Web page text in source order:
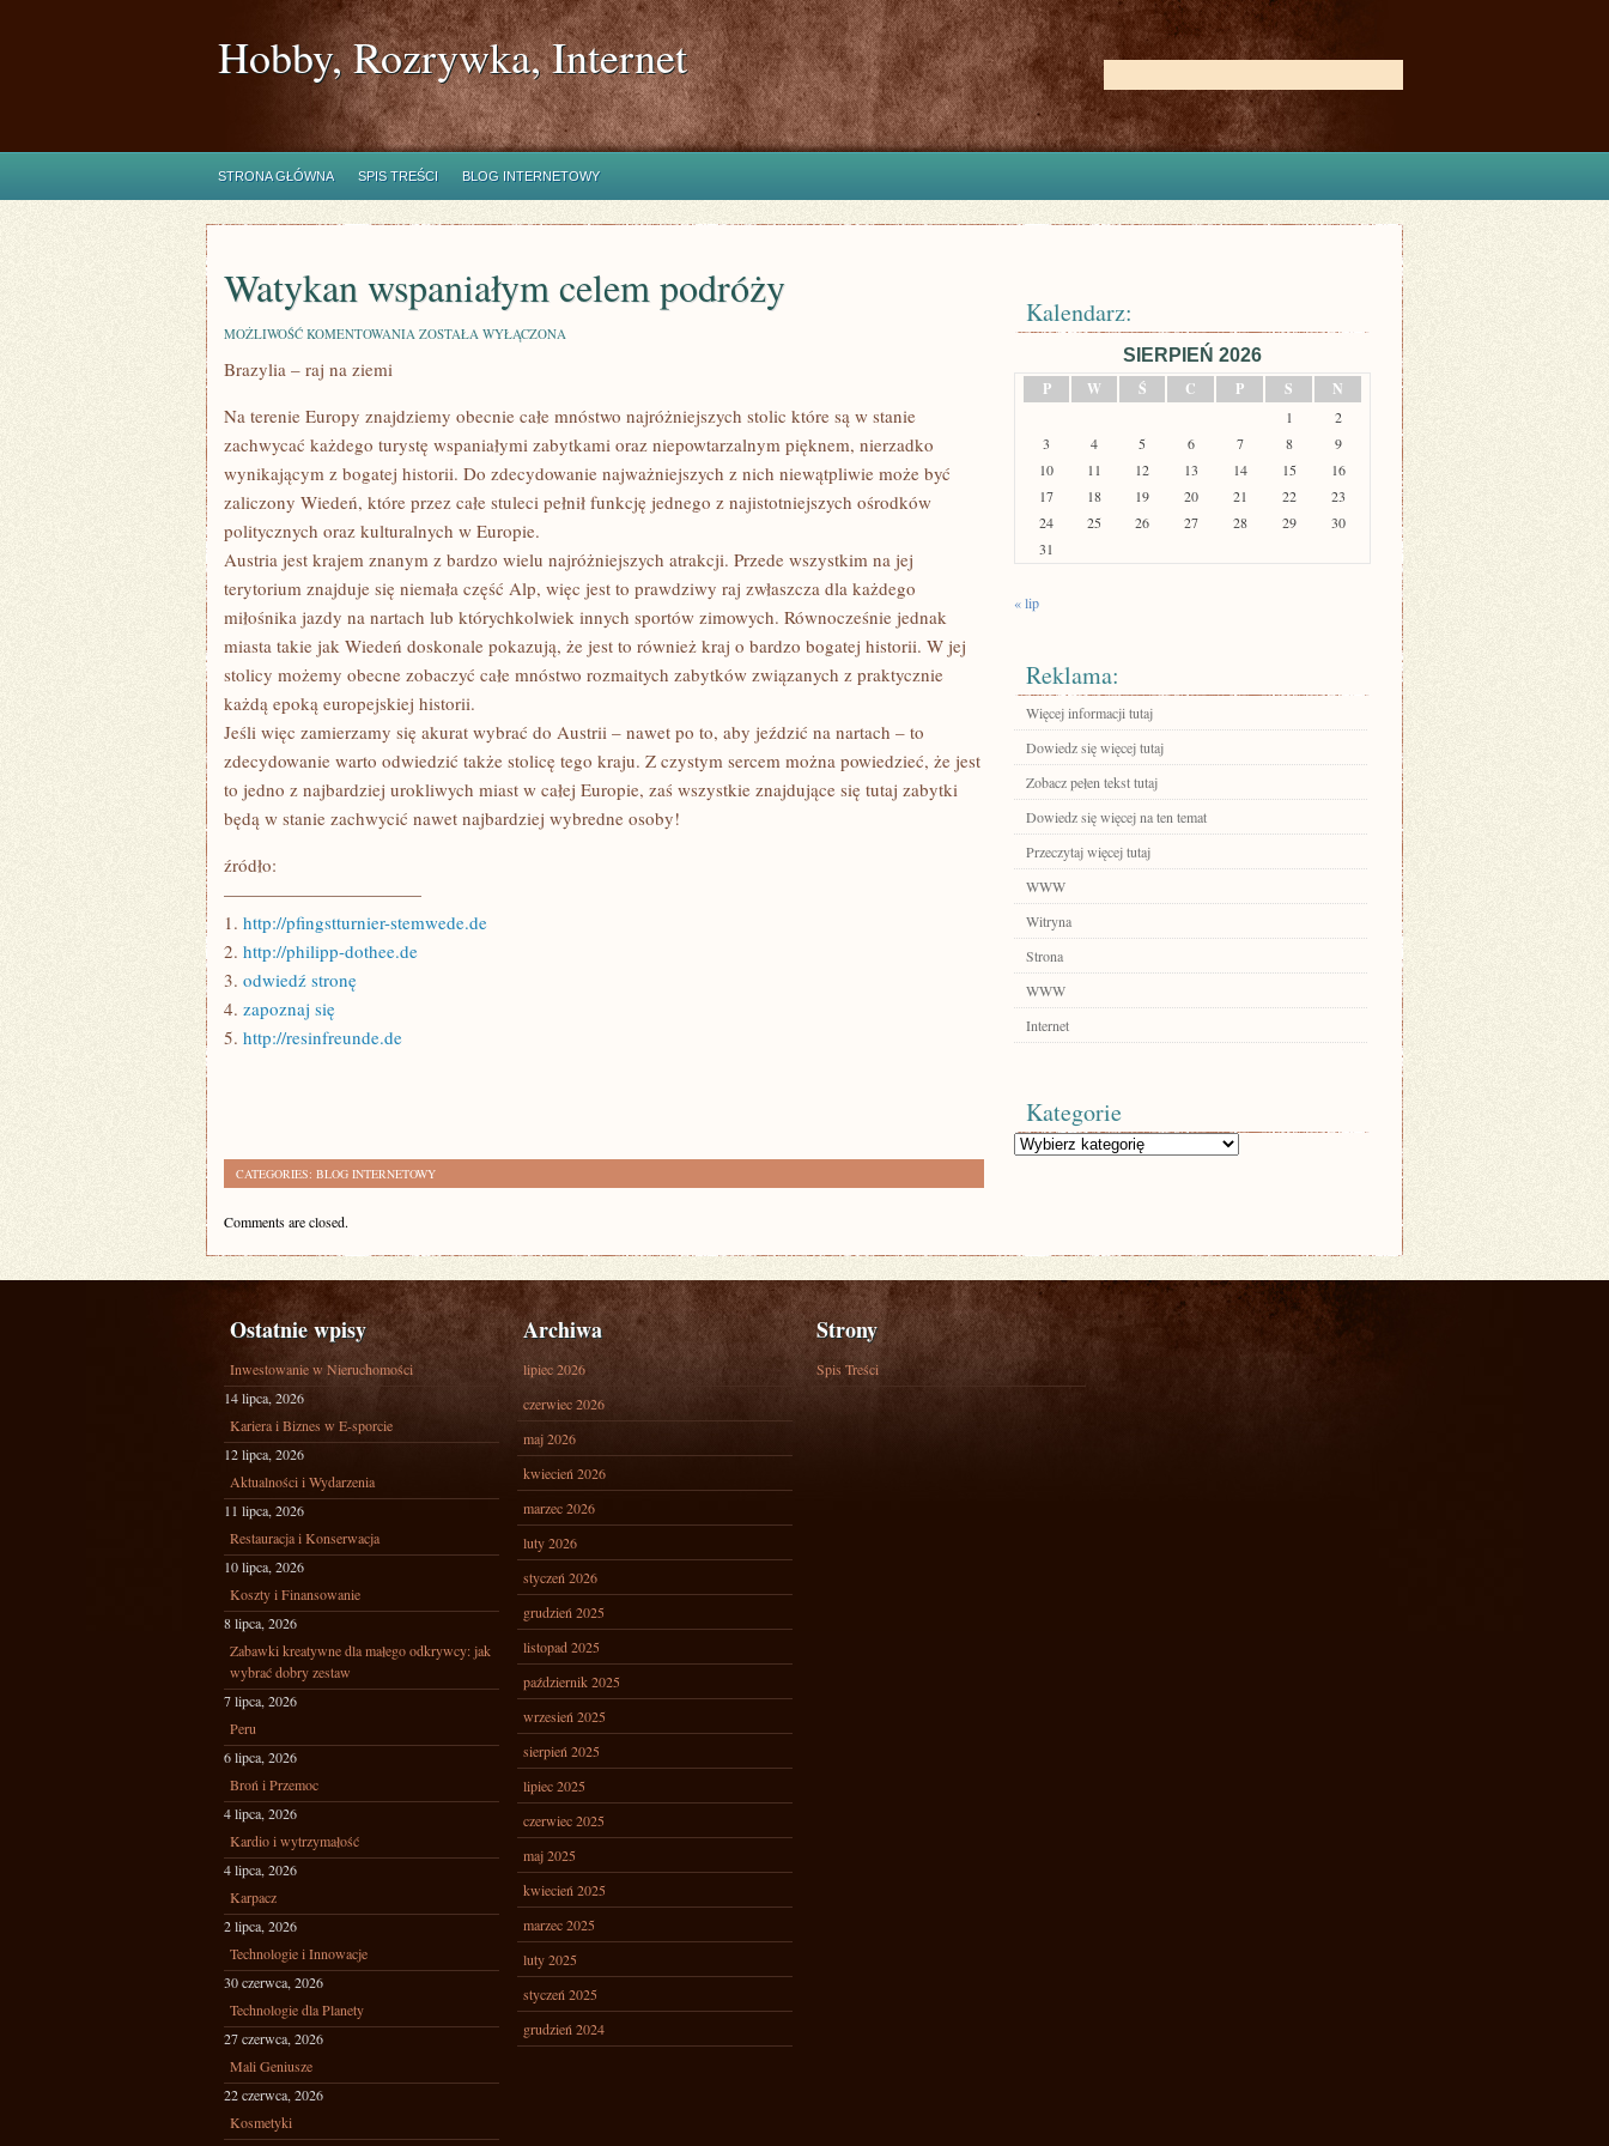
Hobby, Rozrywka, Internet
STRONA GŁÓWNA SPIS TREŚCI BLOG INTERNETOWY
Watykan wspaniałym celem podróży
MOŻLIWOŚĆ KOMENTOWANIA WATYKAN
ZOSTAŁA WYŁĄCZONA
Brazylia – raj na ziemi
Na terenie Europy znajdziemy obecnie całe mnóstwo najróżniejszych stolic które są w stanie
zachwycać każdego turystę wspaniałymi zabytkami oraz niepowtarzalnym pięknem, nierzadko
wynikającym z bogatej historii. Do zdecydowanie najważniejszych z nich niewątpliwie może być
zaliczony Wiedeń, które przez całe stuleci pełnił funkcję jednego z najistotniejszych ośrodków
politycznych oraz kulturalnych w Europie.
Austria jest krajem znanym z bardzo wielu najróżniejszych atrakcji. Przede wszystkim na jej
terytorium znajduje się niemała część Alp, więc jest to prawdziwy raj zwłaszcza dla każdego
miłośnika jazdy na nartach lub którychkolwiek innych sportów zimowych. Równocześnie jednak
miasta takie jak Wiedeń doskonale pokazują, że jest to również kraj o bardzo bogatej historii. W jej
stolicy możemy obecne zobaczyć całe mnóstwo rozmaitych zabytków związanych z praktycznie
każdą epoką europejskiej historii.
Jeśli więc zamierzamy się akurat wybrać do Austrii – nawet po to, aby jeździć na nartach – to
zdecydowanie warto odwiedzić także stolicę tego kraju. Z czystym sercem można powiedzieć, że jest
to jedno z najbardziej urokliwych miast w całej Europie, zaś wszystkie znajdujące się tutaj zabytki
będą w stanie zachwycić nawet najbardziej wybredne osoby!
źródło:
———————————
1. http://pfingstturnier-stemwede.de
2. http://philipp-dothee.de
3. odwiedź stronę
4. zapoznaj się
5. http://resinfreunde.de
CATEGORIES: BLOG INTERNETOWY
Comments are closed.
Kalendarz:
SIERPIEŃ 2026
P
W Ś C P S N
1
2
3
4 5 6 7 8
9
10
11 12 13 14 15
16
17
18 19 20 21 22
23
24
25 26 27 28 29
30
31
« lip
Reklama:
Więcej informacji tutaj
Dowiedz się więcej tutaj
Zobacz pełen tekst tutaj
Dowiedz się więcej na ten temat
Przeczytaj więcej tutaj
WWW
Witryna
Strona
WWW
Internet
Kategorie
Kategorie
Ostatnie wpisy
Inwestowanie w Nieruchomości
14 lipca, 2026
Kariera i Biznes w E-sporcie
12 lipca, 2026
Aktualności i Wydarzenia
11 lipca, 2026
Restauracja i Konserwacja
10 lipca, 2026
Koszty i Finansowanie
8 lipca, 2026
Zabawki kreatywne dla małego odkrywcy: jak
wybrać dobry zestaw
7 lipca, 2026
Peru
6 lipca, 2026
Broń i Przemoc
4 lipca, 2026
Kardio i wytrzymałość
4 lipca, 2026
Karpacz
2 lipca, 2026
Technologie i Innowacje
30 czerwca, 2026
Technologie dla Planety
27 czerwca, 2026
Mali Geniusze
22 czerwca, 2026
Kosmetyki
Archiwa
lipiec 2026
czerwiec 2026
maj 2026
kwiecień 2026
marzec 2026
luty 2026
styczeń 2026
grudzień 2025
listopad 2025
październik 2025
wrzesień 2025
sierpień 2025
lipiec 2025
czerwiec 2025
maj 2025
kwiecień 2025
marzec 2025
luty 2025
styczeń 2025
grudzień 2024
Strony
Spis Treści